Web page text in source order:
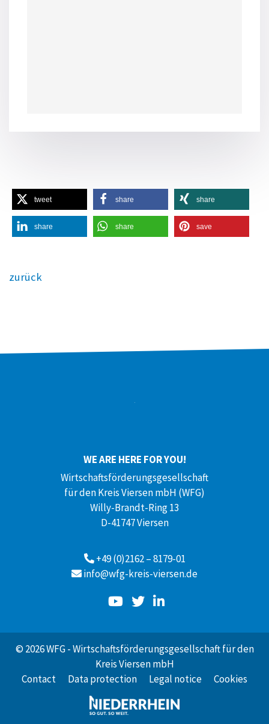
tweet share share
share share save
zurück
WE ARE HERE FOR YOU!
Wirtschaftsförderungsgesellschaft
für den Kreis Viersen mbH (WFG)
Willy-Brandt-Ring 13
D-41747 Viersen
+49 (0)2162 – 8179-01
info@wfg-kreis-viersen.de
© 2026 WFG - Wirtschaftsförderungsgesellschaft für den
Kreis Viersen mbH
Contact
Data protection Legal notice Cookies